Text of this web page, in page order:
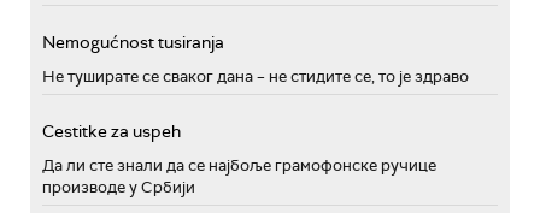
Nemogućnost tusiranja
Не туширате се сваког дана – не стидите се, то је здраво
Cestitke za uspeh
Да ли сте знали да се најбоље грамофонске ручице
производе у Србији